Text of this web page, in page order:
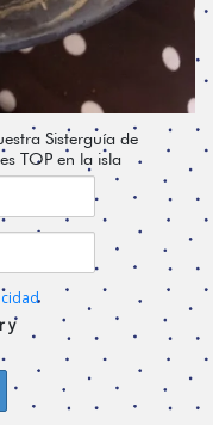
Sisterguía de
TOP en la isla
y